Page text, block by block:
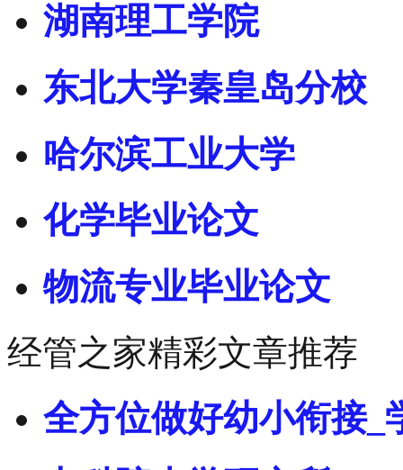
湖南理工学院
东北大学秦皇岛分校
哈尔滨工业大学
化学毕业论文
物流专业毕业论文
经管之家精彩文章推荐
全方位做好幼小衔接_